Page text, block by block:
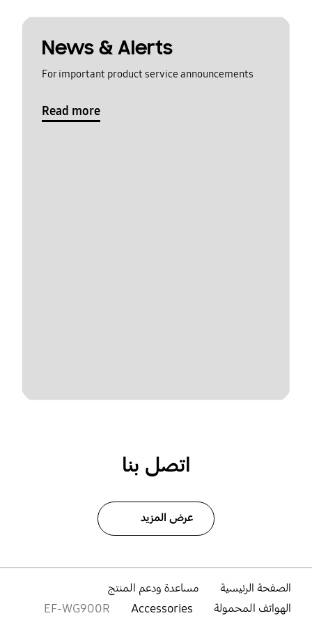
News & Alerts
For important product service announcements
Read more
اتصل بنا
عرض المزيد
الصفحة الرئيسية
مساعدة ودعم المنتج
الهواتف المحمولة
Accessories
EF-WG900R